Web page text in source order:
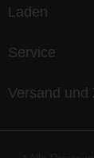
Laden
Service
Versand und